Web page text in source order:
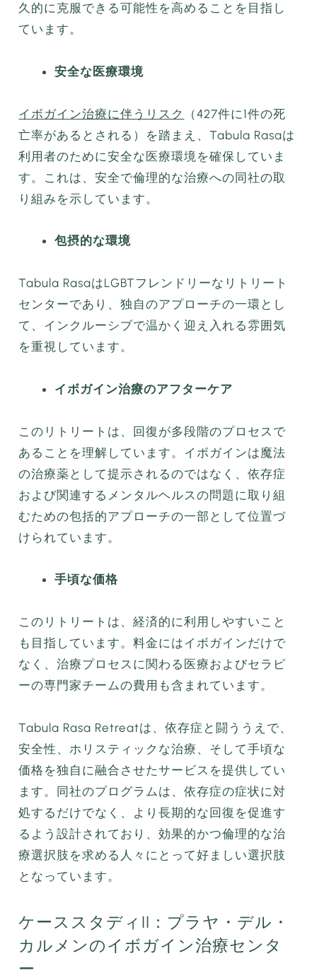
久的に克服できる可能性を高めることを目指し
ています。
安全な医療環境
イボガイン治療に伴うリスク
（427件に1件の死
亡率があるとされる）を踏まえ、Tabula Rasaは
利用者のために安全な医療環境を確保していま
す。これは、安全で倫理的な治療への同社の取
り組みを示しています。
包摂的な環境
Tabula RasaはLGBTフレンドリーなリトリート
センターであり、独自のアプローチの一環とし
て、インクルーシブで温かく迎え入れる雰囲気
を重視しています。
イボガイン治療のアフターケア
このリトリートは、回復が多段階のプロセスで
あることを理解しています。イボガインは魔法
の治療薬として提示されるのではなく、依存症
および関連するメンタルヘルスの問題に取り組
むための包括的アプローチの一部として位置づ
けられています。
手頃な価格
このリトリートは、経済的に利用しやすいこと
も目指しています。料金にはイボガインだけで
なく、治療プロセスに関わる医療およびセラピ
ーの専門家チームの費用も含まれています。
Tabula Rasa Retreatは、依存症と闘ううえで、
安全性、ホリスティックな治療、そして手頃な
価格を独自に融合させたサービスを提供してい
ます。同社のプログラムは、依存症の症状に対
処するだけでなく、より長期的な回復を促進す
るよう設計されており、効果的かつ倫理的な治
療選択肢を求める人々にとって好ましい選択肢
となっています。
ケーススタディII：プラヤ・デル・
カルメンのイボガイン治療センタ
ー